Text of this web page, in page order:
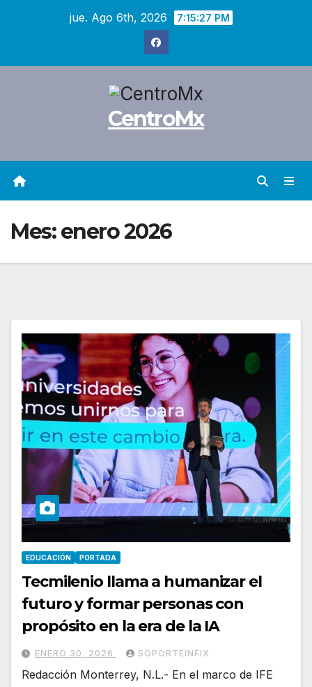
jue. Ago 6th, 2026 7:15:28 PM
CentroMx
Mes:enero 2026
EDUCACIÓN PORTADA
Tecmilenio llama a humanizar el
futuro y formar personas con
propósito en la era de la IA
ENERO 30, 2026 SOPORTEINFIX
Redacción Monterrey, N.L.- En el marco de IFE